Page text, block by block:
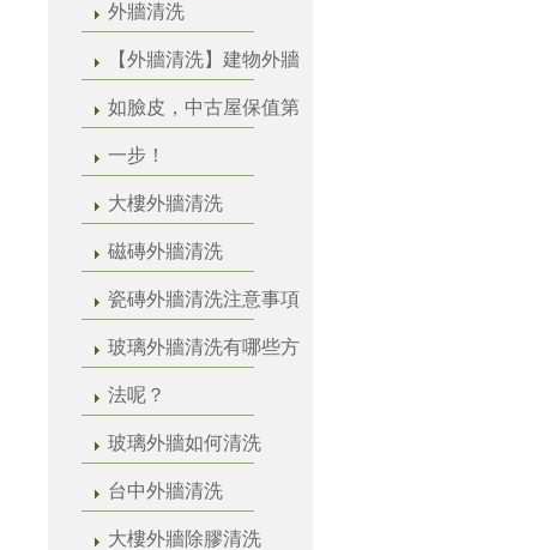
外牆清洗
【外牆清洗】建物外牆
如臉皮，中古屋保值第
一步！
大樓外牆清洗
磁磚外牆清洗
瓷磚外牆清洗注意事項
玻璃外牆清洗有哪些方
法呢？
玻璃外牆如何清洗
台中外牆清洗
大樓外牆除膠清洗